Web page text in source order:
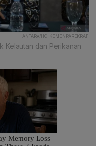
ANTARA/HO-KEMENPAREKRAF
Kelautan dan Perikanan